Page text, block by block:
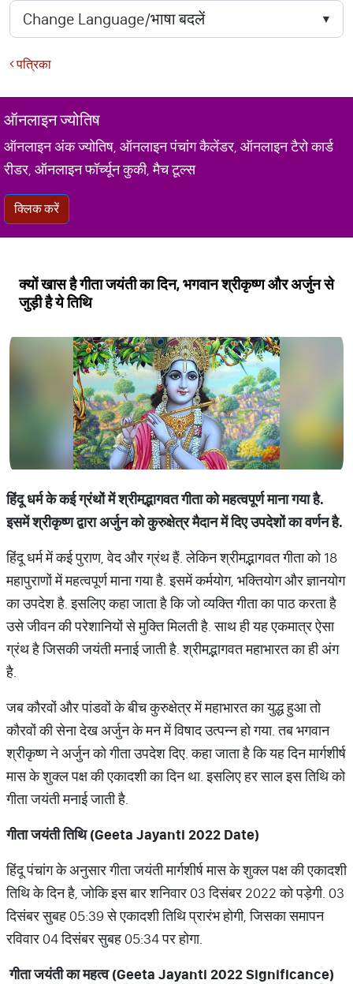
पत्रिका
ऑनलाइन ज्योतिष
ऑनलाइन अंक ज्योतिष, ऑनलाइन पंचांग कैलेंडर, ऑनलाइन टैरो कार्ड
रीडर, ऑनलाइन फॉर्च्यून कुकी, मैच टूल्स
क्लिक करें
क्यों खास है गीता जयंती का दिन, भगवान श्रीकृष्ण और अर्जुन से
जुड़ी है ये तिथि
हिंदू धर्म के कई ग्रंथों में श्रीमद्भागवत गीता को महत्वपूर्ण माना गया है.
इसमें श्रीकृष्ण द्वारा अर्जुन को कुरुक्षेत्र मैदान में दिए उपदेशों का वर्णन है.
हिंदू धर्म में कई पुराण, वेद और ग्रंथ हैं. लेकिन श्रीमद्भागवत गीता को 18
महापुराणों में महत्वपूर्ण माना गया है. इसमें कर्मयोग, भक्तियोग और ज्ञानयोग
का उपदेश है. इसलिए कहा जाता है कि जो व्यक्ति गीता का पाठ करता है
उसे जीवन की परेशानियों से मुक्ति मिलती है. साथ ही यह एकमात्र ऐसा
ग्रंथ है जिसकी जयंती मनाई जाती है. श्रीमद्भागवत महाभारत का ही अंग
है.
जब कौरवों और पांडवों के बीच कुरुक्षेत्र में महाभारत का युद्ध हुआ तो
कौरवों की सेना देख अर्जुन के मन में विषाद उत्पन्न हो गया. तब भगवान
श्रीकृष्ण ने अर्जुन को गीता उपदेश दिए. कहा जाता है कि यह दिन मार्गशीर्ष
मास के शुक्ल पक्ष की एकादशी का दिन था. इसलिए हर साल इस तिथि को
गीता जयंती मनाई जाती है.
गीता जयंती तिथि (Geeta Jayanti 2022 Date)
हिंदू पंचांग के अनुसार गीता जयंती मार्गशीर्ष मास के शुक्ल पक्ष की एकादशी
तिथि के दिन है, जोकि इस बार शनिवार 03 दिसंबर 2022 को पड़ेगी. 03
दिसंबर सुबह 05:39 से एकादशी तिथि प्रारंभ होगी, जिसका समापन
रविवार 04 दिसंबर सुबह 05:34 पर होगा.
गीता जयंती का महत्व (Geeta Jayanti 2022 Significance)